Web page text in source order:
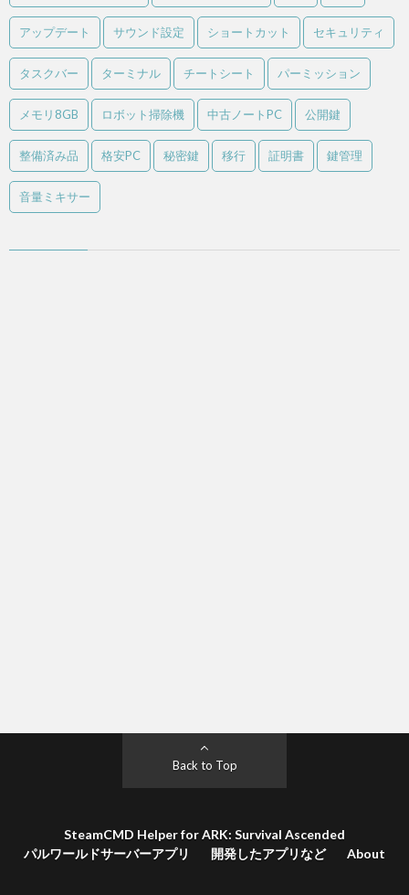
アップデート サウンド設定 ショートカット セキュリティ
タスクバー ターミナル チートシート パーミッション
メモリ8GB ロボット掃除機 中古ノートPC 公開鍵
整備済み品 格安PC 秘密鍵 移行 証明書 鍵管理
音量ミキサー
Back to Top
SteamCMD Helper for ARK: Survival Ascended
パルワールドサーバーアプリ
開発したアプリなど About